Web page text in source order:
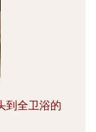
到全卫浴的